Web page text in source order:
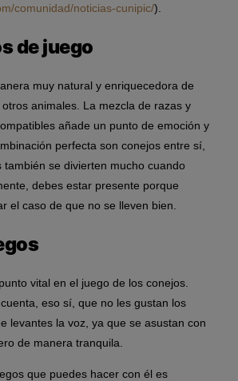
comunidad/noticias-cunipic/).
de juego
muy natural y enriquecedora de
animales. La mezcla de razas y
añade un punto de emoción y
perfecta son conejos entre sí,
también se divierten mucho cuando
debes estar presente porque
el caso de que no se lleven bien.
vital en el juego de los conejos.
eso sí, que no les gustan los
levantes la voz, ya que se asustan con
de manera tranquila.
que puedes hacer con él es